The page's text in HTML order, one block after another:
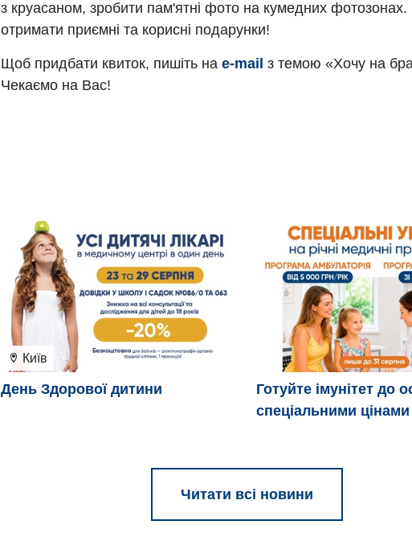
з круасаном, зробити пам'ятні фото на кумедних фотозонах.
отримати приємні та корисні подарунки!
Щоб придбати квиток, пишіть на e-mail з темою «Хочу на
Чекаємо на Вас!
Київ
День Здорової дитини
Готуйте імунітет до
спеціальними
Читати всі новини